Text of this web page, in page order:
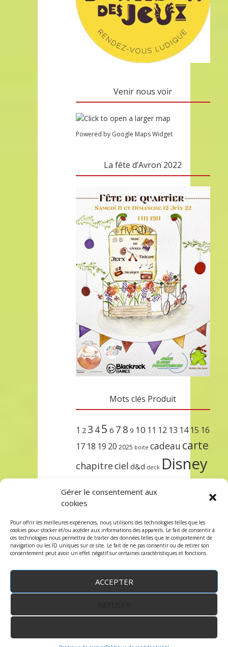
Gérer le consentement aux
cookies
Pour offrir les meilleures expériences, nous utilisons des technologies telles que les
cookies pour stocker et/ou accéder aux informations des appareils. Le fait de consentir à
ces technologies nous permettra de traiter des données telles que le comportement de
navigation ou les ID uniques sur ce site. Le fait de ne pas consentir ou de retirer son
consentement peut avoir un effet négatif sur certaines caractéristiques et fonctions.
ACCEPTER
Venir nous voir
Powered by Google Maps Widget
La fête d’Avron 2022
Mots clés Produit
1 2 3 45 6 7 8 9 10 11 12 13 14 15 16
17 18 19 20 2025 boite cadeau carte
chapitreciel d&d deck Disney
lorcana
protègeprécommandesetsleeve
terre trois unlockursula étincelant
Copyright © 2023 robindesjeux.com -Mentions